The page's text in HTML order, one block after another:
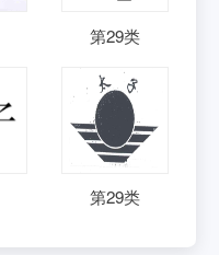
第29类
第29类